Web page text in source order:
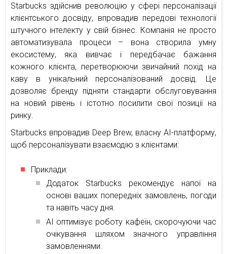
Starbucks здійснив революцію у сфері персоналізації
клієнтського досвіду, впровадив передові технології
штучного інтелекту у свій бізнес. Компанія не просто
автоматизувала процеси – вона створила умну
екосистему, яка вивчає і передбачає бажання
кожного клієнта, перетворюючи звичайний похід на
каву в унікальний персоналізований досвід. Це
дозволяє бренду підняти стандарти обслуговування
на новий рівень і істотно посилити свої позиції на
ринку.
Starbucks впровадив Deep Brew, власну AI-платформу,
щоб персоналізувати взаємодію з клієнтами:
Приклади:
Додаток Starbucks рекомендує напої на
основі ваших попередніх замовлень, погоди
та навіть часу дня.
AI оптимізує роботу кафеїн, скорочуючи час
очікування шляхом значного управління
замовленнями.